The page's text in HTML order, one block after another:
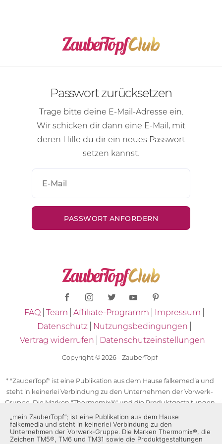
Passwort zurücksetzen
Trage bitte deine E-Mail-Adresse ein.
Wir schicken dir dann eine E-Mail , mit
deren Hilfe du dir ein neues Passwort
setzen kannst.
FAQ Team Affiliate-Programm
Impressum
Datenschutz
Nutzungsbedingungen
Vertrag widerrufen
Datenschutzeinstellungen
Copyright © 2026 - ZauberTopf
* "ZauberTopf" ist eine Publikation aus dem Hause falkemedia und
steht in keinerlei Verbindung zu den Unternehmen der Vorwerk-
Gruppe. Die Marken "Thermomix®" und die Produktgestaltungen
des "Thermomix®" sind eingetragene Marken der Unternehmen
der Vorwerk-Gruppe. Die Marken Thermomix®, die Zeichen TM5®,
TM6 und TM31 sowie die Produktgestaltungen des Thermomix®
„mein ZauberTopf”; ist eine Publikation aus dem Hause
falkemedia und steht in keinerlei Verbindung zu den
Unternehmen der Vorwerk-Gruppe. Die Marken Thermomix®, die
Zeichen TM5®, TM6 und TM31 sowie die Produktgestaltungen